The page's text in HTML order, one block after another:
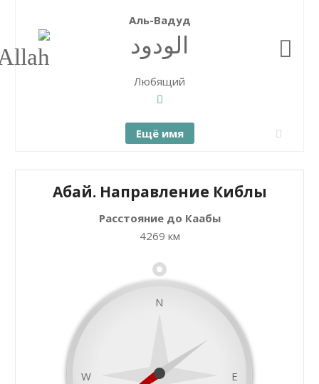
Аль-Вадуд
الودود
Любящий
Ещё имя
Абай. Направление Киблы
Расстояние до Каабы
4269 км
N
E
W